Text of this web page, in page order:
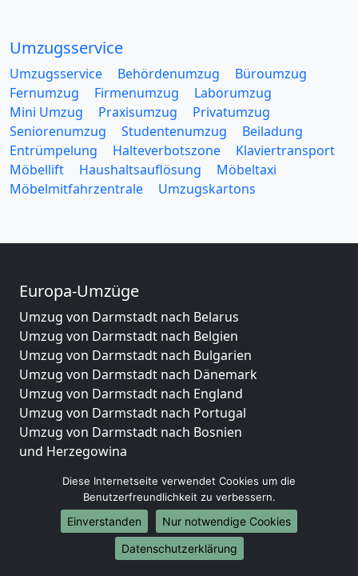
Umzugsservice
Umzugsservice Behördenumzug
Büroumzug
Fernumzug
Firmenumzug
Laborumzug
Mini Umzug
Praxisumzug
Privatumzug
Seniorenumzug
Studentenumzug
Beiladung
Entrümpelung
Halteverbotszone
Klaviertransport
Möbellift
Haushaltsauflösung
Möbeltaxi
Möbelmitfahrzentrale
Umzugskartons
Europa-Umzüge
Umzug von Darmstadt nach Belarus
Umzug von Darmstadt nach Belgien
Umzug von Darmstadt nach Bulgarien
Umzug von Darmstadt nach Dänemark
Umzug von Darmstadt nach England
Umzug von Darmstadt nach Portugal
Umzug von Darmstadt nach Bosnien
und Herzegowina
Umzug von Darmstadt nach Lettland
Umzug von Darmstadt nach Zypern
Umzug von Darmstadt nach Kroatien
Umzug von Darmstadt nach Estland
Umzug von Darmstadt nach Finnland
Diese Internetseite verwendet Cookies um die
Benutzerfreundlichkeit zu verbessern.
Einverstanden
Nur notwendige Cookies
Datenschutzerklärung